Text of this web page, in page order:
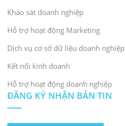
Khảo sát doanh nghiệp
Hỗ trợ hoạt động Marketing
Dịch vụ cơ sở dữ liệu doanh nghiệp
Kết nối kinh doanh
Hỗ trợ hoạt động doanh nghiệp
ĐĂNG KÝ NHẬN BẢN TIN